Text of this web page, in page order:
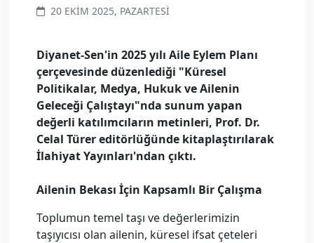
20 EKIM 2025, PAZARTESI
Diyanet-Sen'in 2025 yılı Aile Eylem Planı
çerçevesinde düzenlediği "Küresel
Politikalar, Medya, Hukuk ve Ailenin
Geleceği Çalıştayı"nda sunum yapan
değerli katılımcıların metinleri, Prof. Dr.
Celal Türer editörlüğünde kitaplaştırılarak
İlahiyat Yayınları'ndan çıktı.
Ailenin Bekası İçin Kapsamlı Bir Çalışma
Toplumun temel taşı ve değerlerimizin
taşıyıcısı olan ailenin, küresel ifsat çeteleri